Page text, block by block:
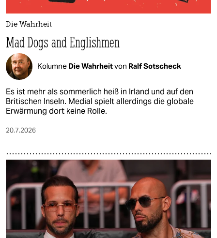
Die Wahrheit
Mad Dogs and Englishmen
Kolumne Die Wahrheitvon Ralf Sotscheck
Es ist mehr als sommerlich heiß in Irland und auf den
Britischen Inseln. Medial spielt allerdings die globale
Erwärmung dort keine Rolle.
20.7.2026